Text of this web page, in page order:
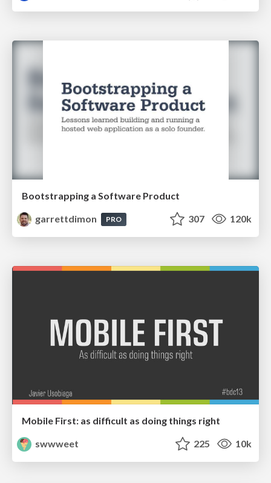
Bootstrapping a Software Product
garrettdimon
PRO 307 120k
Mobile First: as difficult as doing things right
swwweet
225 10k